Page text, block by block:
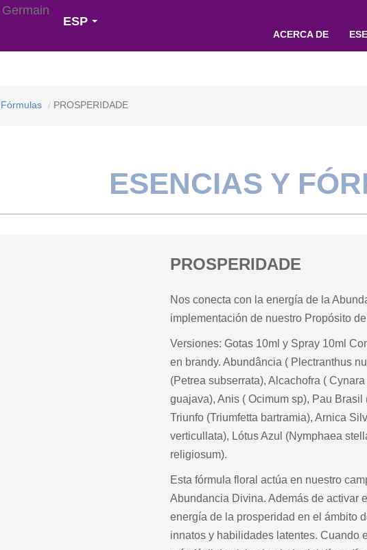
ESP
ACERCA DE
Fórmulas PROSPERIDADE
ESENCIAS Y
PROSPERIDADE
Nos conecta con la energía de la
implementación de nuestro Propósito
Versiones: Gotas 10ml y Spray 10ml
en brandy. Abundância ( Plectranthus
(Petrea subserrata), Alcachofra (
guajava), Anis ( Ocimum sp), Pau
Triunfo (Triumfetta bartramia), Arnica
verticullata), Lótus Azul (Nymphaea
religiosum).
Esta fórmula floral actúa en nuestro
Abundancia Divina. Además de activar
energía de la prosperidad en el ámbito
innatos y habilidades latentes. Cuando